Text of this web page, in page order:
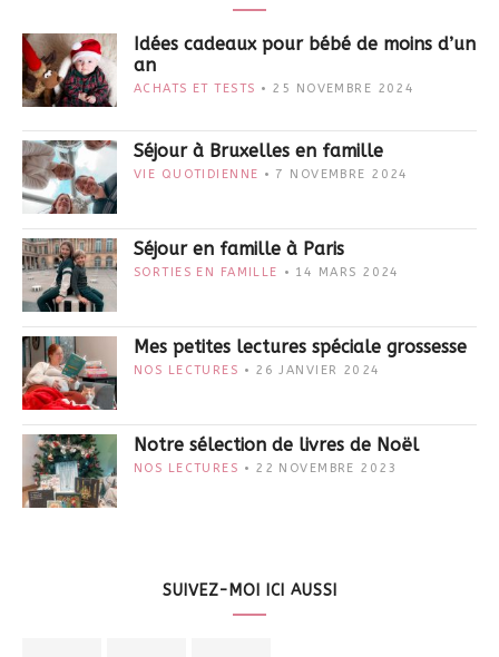
Idées cadeaux pour bébé de moins d’un
an
ACHATS ET TESTS 25 NOVEMBRE 2024
Séjour à Bruxelles en famille
VIE QUOTIDIENNE 7 NOVEMBRE 2024
Séjour en famille à Paris
SORTIES EN FAMILLE 14 MARS 2024
Mes petites lectures spéciale grossesse
NOS LECTURES 26 JANVIER 2024
Notre sélection de livres de Noël
NOS LECTURES 22 NOVEMBRE 2023
SUIVEZ-MOI ICI AUSSI